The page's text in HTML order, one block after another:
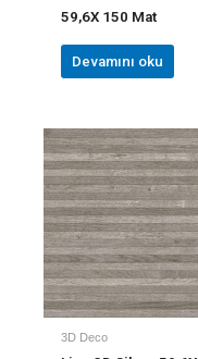
59,6X 150 Mat
Devamını oku
3D Deco